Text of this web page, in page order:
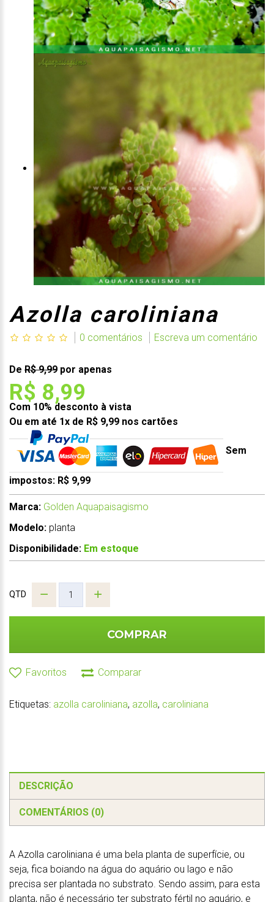
Azolla caroliniana
0 comentários Escreva um comentário
De R$ 9,99 por apenas
R$ 8,99
Com 10% desconto à vista
Ou em até 1x de R$ 9,99 nos cartões
Sem
impostos: R$ 9,99
Marca: Golden Aquapaisagismo
Modelo: planta
Disponibilidade: Em estoque
QTD
COMPRAR
Favoritos Comparar
Etiquetas: azolla caroliniana, azolla, caroliniana
DESCRIÇÃO
COMENTÁRIOS (0)
A Azolla caroliniana é uma bela planta de superfície, ou
seja, fica boiando na água do aquário ou lago e não
precisa ser plantada no substrato. Sendo assim, para esta
planta, não é necessário ter substrato fértil no aquário, e